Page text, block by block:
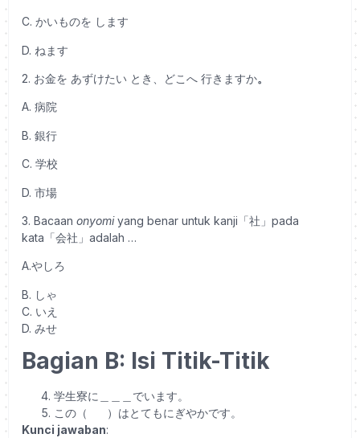
C. かいものを します
D. ねます
2. お金を あずけたい とき、どこへ 行きますか。
A. 病院
B. 銀行
C. 学校
D. 市場
3. Bacaan onyomiyang benar untuk kanji「社」pada
kata「会社」adalah …
A.やしろ
B. しゃ
C. いえ
D. みせ
Bagian B: Isi Titik-Titik
学生寮に＿＿＿でいます。
この（ ）はとてもにぎやかです。
Kunci jawaban: